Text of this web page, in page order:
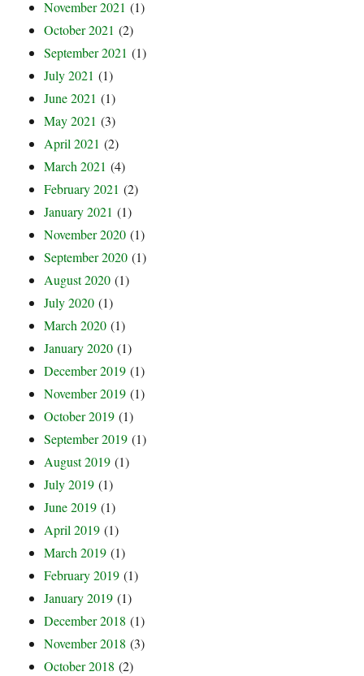
November 2021 (1)
October 2021 (2)
September 2021 (1)
July 2021 (1)
June 2021 (1)
May 2021 (3)
April 2021 (2)
March 2021 (4)
February 2021 (2)
January 2021 (1)
November 2020 (1)
September 2020 (1)
August 2020 (1)
July 2020 (1)
March 2020 (1)
January 2020 (1)
December 2019 (1)
November 2019 (1)
October 2019 (1)
September 2019 (1)
August 2019 (1)
July 2019 (1)
June 2019 (1)
April 2019 (1)
March 2019 (1)
February 2019 (1)
January 2019 (1)
December 2018 (1)
November 2018 (3)
October 2018 (2)